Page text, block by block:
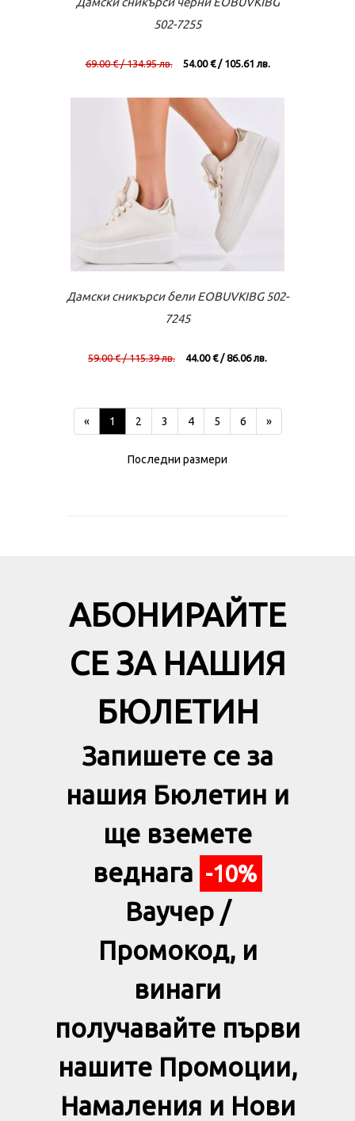
502-7255
69.00 € / 134.95 лв. 54.00 € / 105.61 лв.
Виж повече
Дамски сникърси бели EOBUVKIBG 502-
7245
59.00 € / 115.39 лв. 44.00 € / 86.06 лв.
« 1 2 3 4 5 6 »
Последни размери
АБОНИРАЙТЕ
СЕ ЗА НАШИЯ
БЮЛЕТИН
Запишете се за
нашия Бюлетин и
ще вземете
веднага -10%
Ваучер /
Промокод, и
винаги
получавайте първи
нашите Промоции,
Намаления и Нови